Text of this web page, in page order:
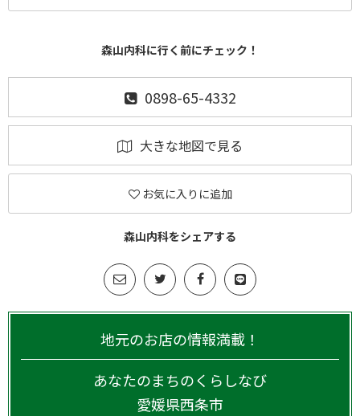
森山内科に行く前にチェック！
0898-65-4332
大きな地図で見る
お気に入りに追加
森山内科をシェアする
地元のお店の情報満載！
あなたのまちのくらしなび
愛媛県西条市